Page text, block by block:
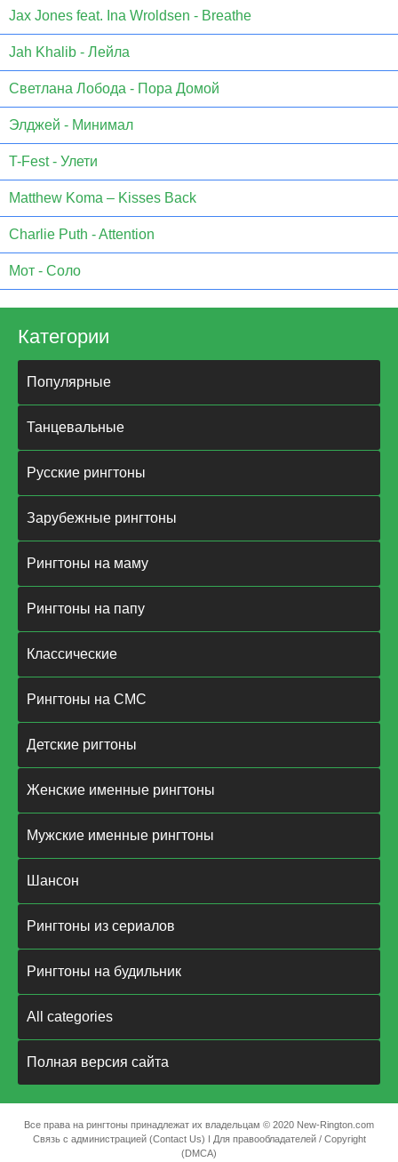
Jax Jones feat. Ina Wroldsen - Breathe
Jah Khalib - Лейла
Светлана Лобода - Пора Домой
Элджей - Минимал
T-Fest - Улети
Matthew Koma – Kisses Back
Charlie Puth - Attention
Мот - Соло
Категории
Популярные
Танцевальные
Русские рингтоны
Зарубежные рингтоны
Рингтоны на маму
Рингтоны на папу
Классические
Рингтоны на СМС
Детские ригтоны
Женские именные рингтоны
Мужские именные рингтоны
Шансон
Рингтоны из сериалов
Рингтоны на будильник
All categories
Полная версия сайта
Все права на рингтоны принадлежат их владельцам © 2020 New-Rington.com
Связь с администрацией (Contact Us)
Для правообладателей / Copyright
(DMCA)